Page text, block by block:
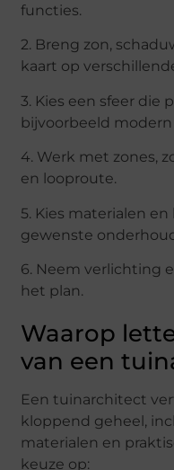
functies.
2. Breng zon,
kaart op
3. Kies een sfeer die
bijvoorbeeld
4. Werk met zones,
en looproute.
5. Kies materialen
gewenste
6. Neem verlichting
het plan.
Waarop
van een
Een tuinarchitect
kloppend geheel,
materialen en
keuze op: